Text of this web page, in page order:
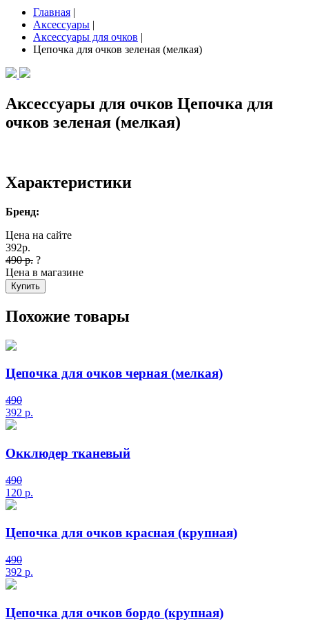
Главная |
Аксессуары |
Аксессуары для очков |
Цепочка для очков зеленая (мелкая)
Аксессуары для очков Цепочка для
очков зеленая (мелкая)
Характеристики
Бренд:
Цена на сайте
392р.
490 р. ?
Цена в магазине
Купить
Похожие товары
Цепочка для очков черная (мелкая)
490
392 р.
Окклюдер тканевый
490
120 р.
Цепочка для очков красная (крупная)
490
392 р.
Цепочка для очков бордо (крупная)